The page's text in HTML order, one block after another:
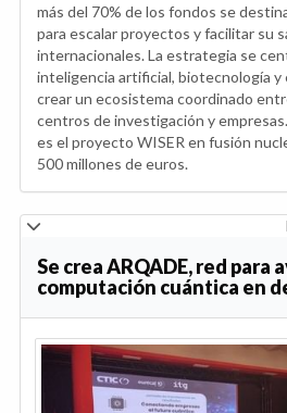
más del 70% de los fondos se
para escalar proyectos y facilitar su
internacionales. La estrategia se
inteligencia artificial, biotecnología y
crear un ecosistema coordinado
centros de investigación y
es el proyecto WISER en fusión
500 millones de euros.
Se crea ARQADE, red para
computación cuántica en